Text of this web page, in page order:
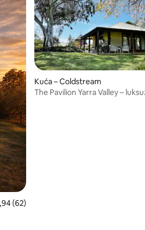
ocjena: 4,94/5, recenzija: 62
(62)
Kuća – Coldstream
The Pavilion Yarra Valley –